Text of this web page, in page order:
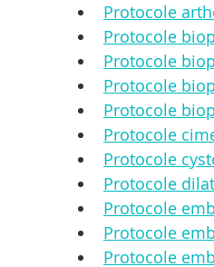
Protocole
Protocole
Protocole
Protocole
Protocole
Protocole
Protocole
Protocole
Protocole
Protocole
Protocole